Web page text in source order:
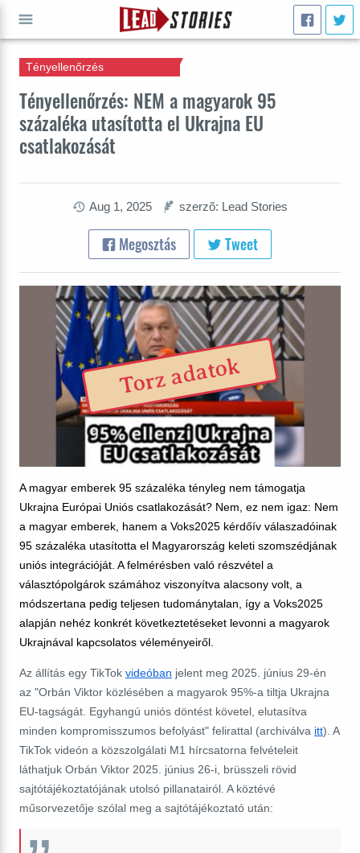
Tényellenőrzés: NEM a magyarok 95
százaléka utasította el Ukrajna EU
csatlakozását
Tényellenőrzés
Aug 1, 2025 szerzõ: Lead Stories
Megosztás Tweet
Torz adatok
A magyar emberek 95 százaléka tényleg nem támogatja
Ukrajna Európai Uniós csatlakozását? Nem, ez nem igaz: Nem
a magyar emberek, hanem a Voks2025 kérdőív válaszadóinak
95 százaléka utasította el Magyarország keleti szomszédjának
uniós integrációját. A felmérésben való részvétel a
választópolgárok számához viszonyítva alacsony volt, a
módszertana pedig teljesen tudománytalan, így a Voks2025
alapján nehéz konkrét következtetéseket levonni a magyarok
Ukrajnával kapcsolatos véleményeiről.
Az állítás egy TikTok videóban jelent meg 2025. június 29-én
az "Orbán Viktor közlésében a magyarok 95%-a tiltja Ukrajna
EU-tagságát. Egyhangú uniós döntést követel, elutasítva
minden kompromisszumos befolyást" felirattal (archiválva itt). A
TikTok videón a közszolgálati M1 hírcsatorna felvételeit
láthatjuk Orbán Viktor 2025. június 26-i, brüsszeli rövid
sajtótájékoztatójának utolsó pillanatairól. A köztévé
műsorvezetője szólal meg a sajtótájékoztató után:
INDULJ